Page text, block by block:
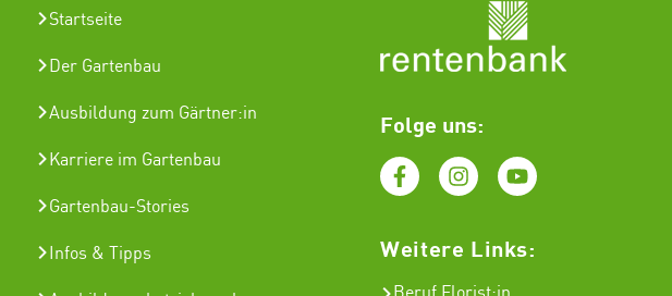
Startseite
Der Gartenbau
Ausbildung zum Gärtner:in
Karriere im Gartenbau
Gartenbau-Stories
Infos & Tipps
Folge uns:
Weitere Links: